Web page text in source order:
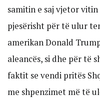
samitin e saj vjetor
pjesërisht për të ulur
amerikan Donald
aleancës, si dhe për të
faktit se vendi pritës
me shpenzimet më të